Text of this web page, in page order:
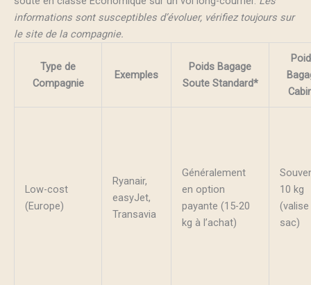
informations sont susceptibles d’évoluer, vérifiez toujours sur
le site de la compagnie.
Type de
Compagnie
Exemples
Poids Bagage
Soute Standard*
Low-cost
(Europe)
Ryanair,
easyJet,
Transavia
Généralement
en option
payante (15-20
kg à l’achat)
10 kg
(valise
sac)